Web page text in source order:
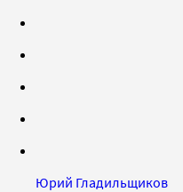
Юрий Гладильщиков